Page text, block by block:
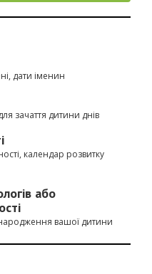
дати іменин
зачаття дитини днів
календар розвитку
або
народження вашої дитини